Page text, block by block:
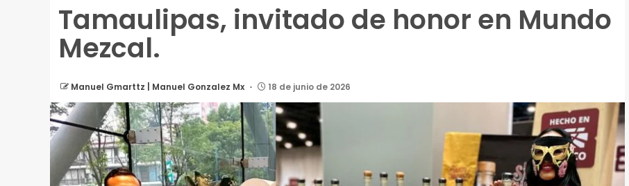
Tamaulipas, invitado de honor en Mundo
Mezcal.
Manuel Gmarttz | Manuel Gonzalez Mx 18 de junio de 2026